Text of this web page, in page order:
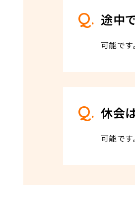
途中
可能で
休会
可能で